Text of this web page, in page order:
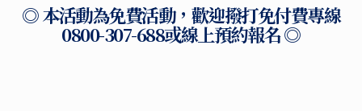
◎ 本活動為免費活動，歡迎撥打免付費專線
0800-307-688或線上預約報名 ◎